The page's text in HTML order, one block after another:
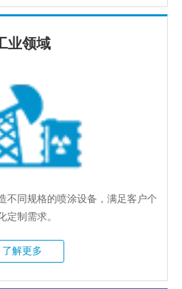
业领域
不同规格的喷涂设备，满足客户个
定制需求。
了解更多